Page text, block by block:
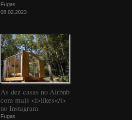
Fugas
08.02.2023
As dez casas no Airbnb
com mais <i>likes</i>
no Instagram
Fugas